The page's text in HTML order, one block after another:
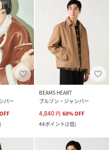
パー
OFF
)
BEAMS HEART
ブルゾン・ジャンパー
4,840 円 60%OFF
44ポイント(1倍)